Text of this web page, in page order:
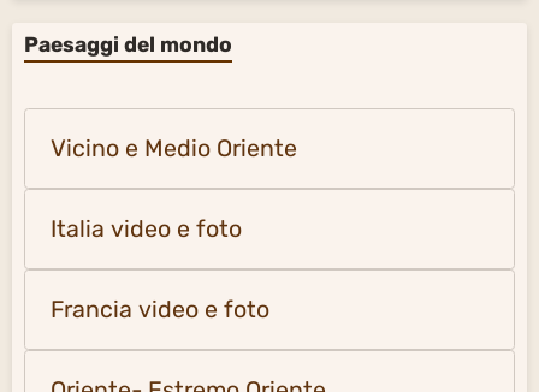
Paesaggi del mondo
Vicino e Medio Oriente
Italia video e foto
Francia video e foto